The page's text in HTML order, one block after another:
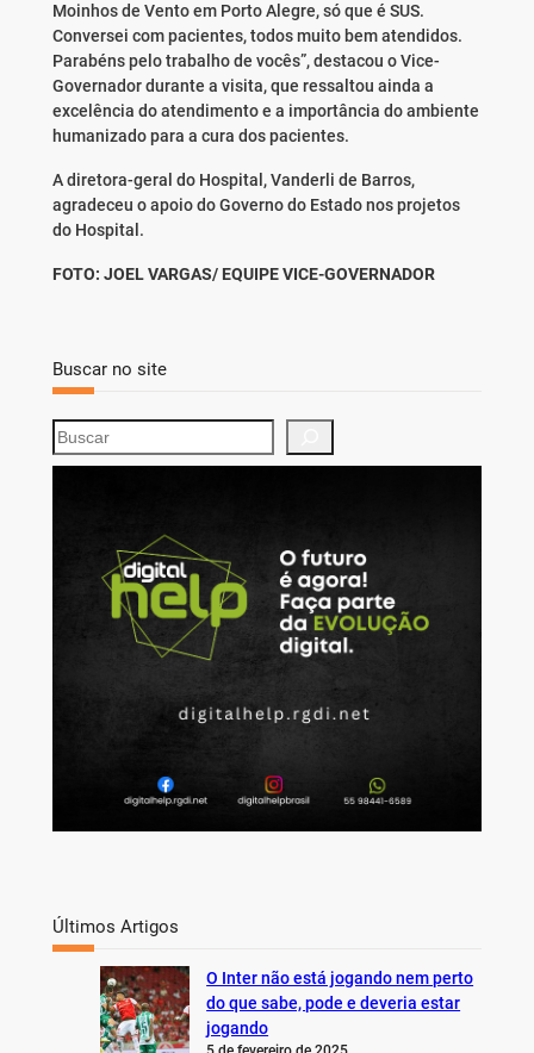
Moinhos de Vento em Porto Alegre, só que é SUS.
Conversei com pacientes, todos muito bem atendidos.
Parabéns pelo trabalho de vocês”, destacou o Vice-
Governador durante a visita, que ressaltou ainda a
excelência do atendimento e a importância do ambiente
humanizado para a cura dos pacientes.
A diretora-geral do Hospital, Vanderli de Barros,
agradeceu o apoio do Governo do Estado nos projetos
do Hospital.
FOTO: JOEL VARGAS/ EQUIPE VICE-GOVERNADOR
Buscar no site
S
e
Últimos Artigos
O Inter não está jogando nem perto
do que sabe, pode e deveria estar
jogando